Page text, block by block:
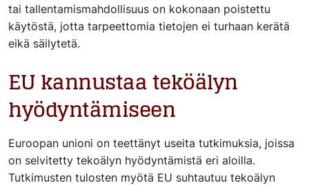
tai tallentamismahdollisuus on kokonaan poistettu
käytöstä, jotta tarpeettomia tietojen ei turhaan kerätä
eikä säilytetä.
EU kannustaa teköälyn
hyödyntämiseen
Euroopan unioni on teettänyt useita tutkimuksia, joissa
on selvitetty tekoälyn hyödyntämistä eri aloilla.
Tutkimusten tulosten myötä EU suhtautuu tekoälyn